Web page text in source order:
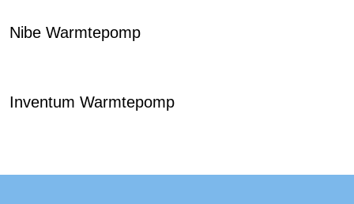
Nibe Warmtepomp
Inventum Warmtepomp